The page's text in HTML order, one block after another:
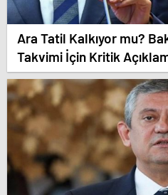
Ara Tatil Kalkıyor mu?
Takvimi İçin Kritik